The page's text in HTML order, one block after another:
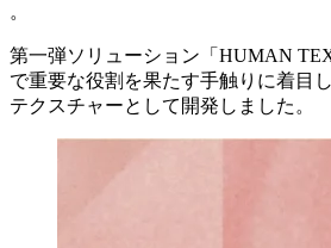
。
第一弾ソリューション「HUMAN
で重要な役割を果たす手触りに着目
テクスチャーとして開発しました。